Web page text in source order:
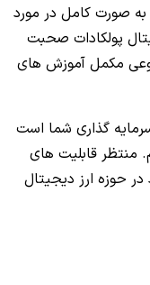
به صورت کامل در مورد
پولکادات صحبت
مکمل آموزش های
گذاری شما است
منتظر قابلیت های
حوزه ارز دیجیتال